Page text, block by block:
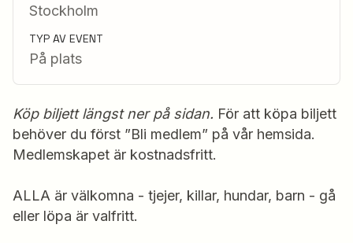
Stockholm
TYP AV EVENT
På plats
Köp biljett längst ner på sidan. För att köpa biljett
behöver du först ”Bli medlem” på vår hemsida.
Medlemskapet är kostnadsfritt.
ALLA är välkomna - tjejer, killar, hundar, barn - gå
eller löpa är valfritt.